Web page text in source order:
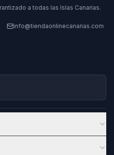
a todas las Islas Canarias.
info@tiendaonlinecanarias.com